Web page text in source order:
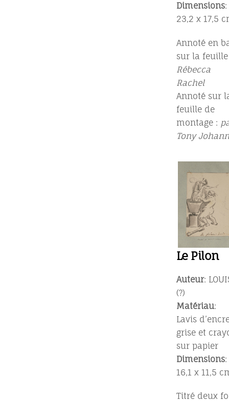
Dimensions:
23,2 x 17,5
Annoté en
sur la feuille
Rébecca
Rachel
Annoté sur
feuille de
montage :
Tony
Le Pilon
Auteur:
(?)
Matériau:
Lavis
grise et
sur papier
Dimensions:
16,1 x 11,5
Titré deux